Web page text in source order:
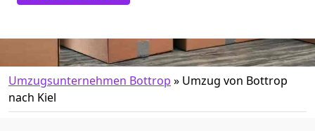
Umzugsunternehmen Bottrop » Umzug von Bottrop
nach Kiel